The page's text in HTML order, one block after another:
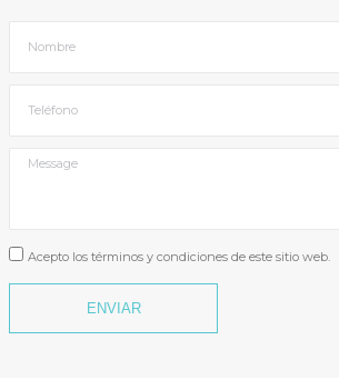
Acepto los términos y condiciones de este sitio web.
ENVIAR